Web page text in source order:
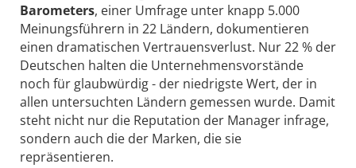
Barometers, einer Umfrage unter knapp 5.000
Meinungsführern in 22 Ländern, dokumentieren
einen dramatischen Vertrauensverlust. Nur 22 % der
Deutschen halten die Unternehmensvorstände
noch für glaubwürdig - der niedrigste Wert, der in
allen untersuchten Ländern gemessen wurde. Damit
steht nicht nur die Reputation der Manager infrage,
sondern auch die der Marken, die sie
repräsentieren.